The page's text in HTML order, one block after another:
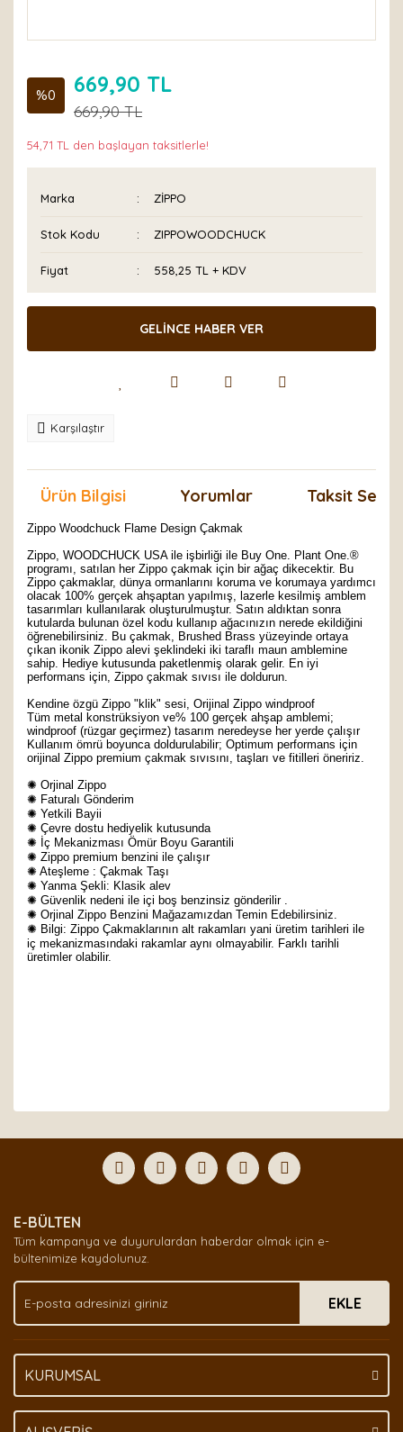
%0 669,90 TL
669,90 TL
54,71 TL den başlayan taksitlerle!
Marka ZİPPO
Stok Kodu ZIPPOWOODCHUCK
Fiyat 558,25 TL + KDV
GELİNCE HABER VER
Karşılaştır
Ürün Bilgisi Yorumlar Taksit
Zippo Woodchuck Flame Design Çakmak
Zippo, WOODCHUCK USA ile işbirliği ile Buy One. Plant One.®
programı, satılan her Zippo çakmak için bir ağaç dikecektir. Bu
Zippo çakmaklar, dünya ormanlarını koruma ve korumaya yardımcı
olacak 100% gerçek ahşaptan yapılmış, lazerle kesilmiş amblem
tasarımları kullanılarak oluşturulmuştur. Satın aldıktan sonra
kutularda bulunan özel kodu kullanıp ağacınızın nerede ekildiğini
öğrenebilirsiniz. Bu çakmak, Brushed Brass yüzeyinde ortaya
çıkan ikonik Zippo alevi şeklindeki iki taraflı maun amblemine
sahip. Hediye kutusunda paketlenmiş olarak gelir. En iyi
performans için, Zippo çakmak sıvısı ile doldurun.
Kendine özgü Zippo "klik" sesi, Orijinal Zippo windproof
Tüm metal konstrüksiyon ve% 100 gerçek ahşap amblemi;
windproof (rüzgar geçirmez) tasarım neredeyse her yerde çalışır
Kullanım ömrü boyunca doldurulabilir; Optimum performans için
orijinal Zippo premium çakmak sıvısını, taşları ve fitilleri öneririz.
✺ Orjinal Zippo
✺ Faturalı Gönderim
✺ Yetkili Bayii
✺ Çevre dostu hediyelik kutusunda
✺ İç Mekanizması Ömür Boyu Garantili
✺ Zippo premium benzini ile çalışır
✺ Ateşleme : Çakmak Taşı
✺ Yanma Şekli: Klasik alev
✺ Güvenlik nedeni ile içi boş benzinsiz gönderilir .
✺ Orjinal Zippo Benzini Mağazamızdan Temin Edebilirsiniz.
✺ Bilgi: Zippo Çakmaklarının alt rakamları yani üretim tarihleri ile
iç mekanizmasındaki rakamlar aynı olmayabilir. Farklı tarihli
üretimler olabilir.
Yorum Yaz
formunu kullanarak tarafımıza iletebilirsiniz.
Görüş ve önerileriniz için teşekkür ederiz.
Ürün açıklamasında eksik bilgiler bulunuyor.
Ürün bilgilerinde hatalar bulunuyor.
Ürün fiyatı diğer sitelerden daha pahalı.
Bu ürüne benzer farklı alternatifler olmalı.
E-BÜLTEN
Tüm kampanya ve duyurulardan haberdar olmak için e-
bültenimize kaydolunuz.
EKLE
KURUMSAL